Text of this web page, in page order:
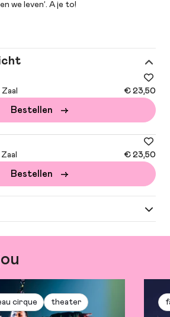
we leven’. A je to!
€ 23,50
Bestellen
€ 23,50
Bestellen
Reus | liedteksten: Ivo de Wijs
Kuiper
Jelle Kuiper | choreografie:
cirque theater